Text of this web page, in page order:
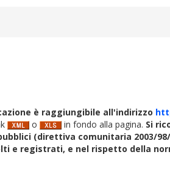
è raggiungibile all'indirizzo
o in fondo alla pagina. Si
(direttiva comunitaria 2003/
e registrati, e nel rispetto della